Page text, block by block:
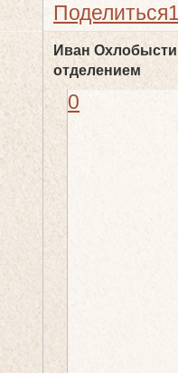
Поделиться
Иван
отделением
0